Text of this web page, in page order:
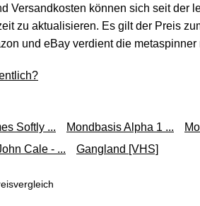
Versandkosten können sich seit der
zu aktualisieren. Es gilt der Preis
und eBay verdient die
Softly ... Mondbasis Alpha 1 ...
Cale - ... Gangland [VHS]